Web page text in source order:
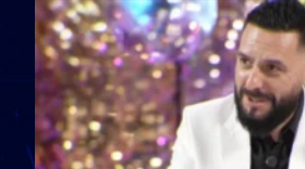
divorci apo jo?